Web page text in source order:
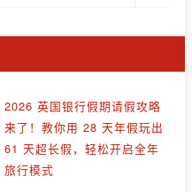
2026 英国银行假期请假攻略
来了！教你用 28 天年假玩出
61 天超长假，轻松开启全年
旅行模式